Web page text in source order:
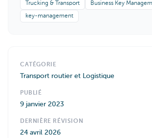
Trucking & Transport Business Key
key-management
CATÉGORIE
Transport routier et Logistique
PUBLIÉ
9 janvier 2023
DERNIÈRE RÉVISION
24 avril 2026